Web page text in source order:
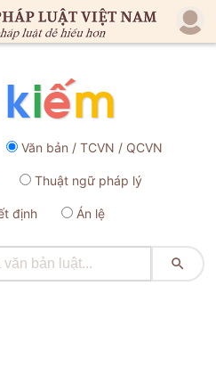
Văn bản / TCVN / QCVN
Thuật ngữ pháp lý
định Án lệ
